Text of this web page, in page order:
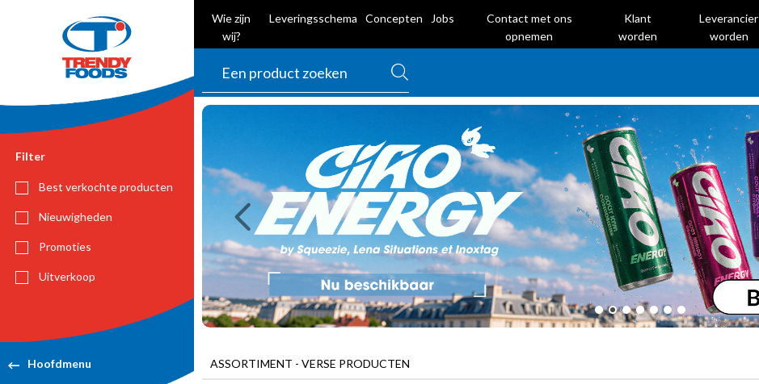
Wie zijn
wij?
Leveringsschema Concepten Jobs
Contact met ons
opnemen
Klant
worden
Leverancier
worden
Filter
Best verkochte producten
Nieuwigheden
Promoties
Uitverkoop
Hoofdmenu ASSORTIMENT - VERSE PRODUCTEN